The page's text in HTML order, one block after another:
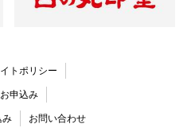
トポリシー
申込み
み お問い合わせ